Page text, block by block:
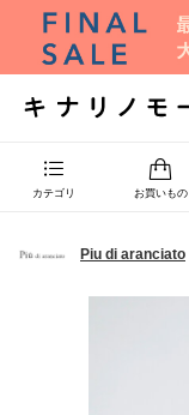
カテゴリ お買いもの
Piu di aranciato